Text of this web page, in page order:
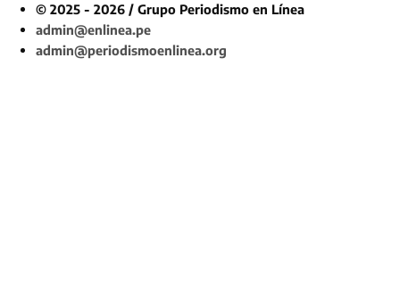
© 2025 - 2026 / Grupo Periodismo en Línea
admin@enlinea.pe
admin@periodismoenlinea.org